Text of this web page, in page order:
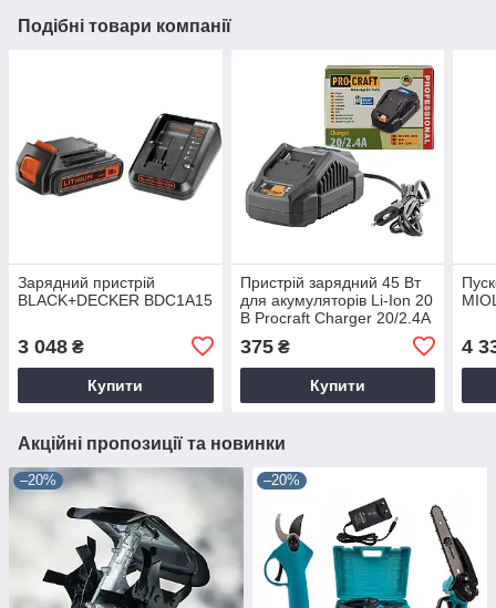
Подібні товари компанії
Зарядний пристрій
BLACK+DECKER BDC1A15
3 048 ₴
Купити
Пристрій зарядний 45 Вт
для акумуляторів Li-Ion 20
В Procraft Charger 20/2.4A
375₴
Купити
4
Акційні пропозиції та новинки
–20% –20%